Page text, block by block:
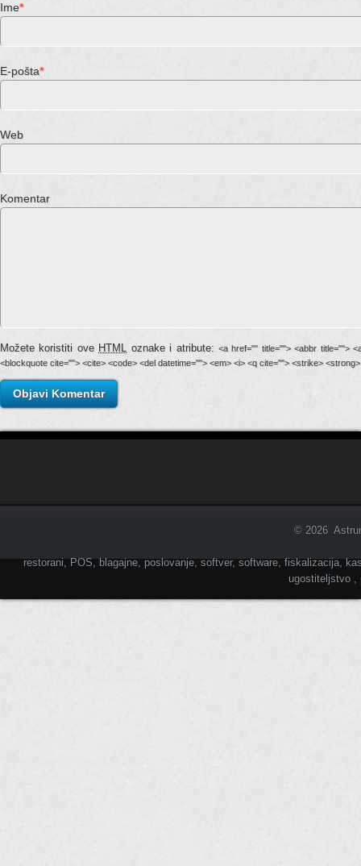
Ime*
E-pošta*
Web
Komentar
Možete koristiti ove HTML oznake i atribute:<a href="" title=""> <abbr title="">
<blockquote cite=""> <cite> <code> <del datetime=""> <em> <i> <q cite=""> <strike> <strong>
© 2026
restorani, POS, blagajne, poslovanje, softver, software, fiskalizacija,
ugostiteljstvo ,